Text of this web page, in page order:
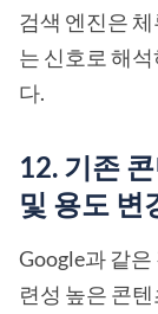
검색 엔진은
는 신호로 해
다.
12. 기존
및 용도 변
Google과 같
련성 높은 콘